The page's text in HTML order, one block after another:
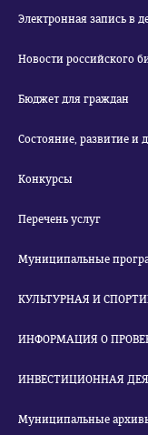
Электронная запись в
Новости российского
Бюджет для граждан
Состояние, развитие и
Конкурсы
Перечень услуг
Муниципальные
КУЛЬТУРНАЯ И
ИНФОРМАЦИЯ О
ИНВЕСТИЦИОННАЯ
Муниципальные